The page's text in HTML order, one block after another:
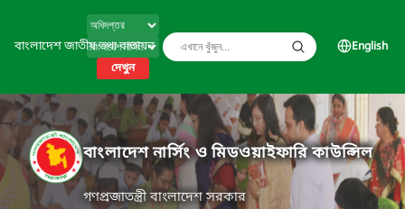
বাংলাদেশ জাতীয় তথ্য বাতায়ন
দেখুন
English
বাংলাদেশ নার্সিং ও মিডওয়াইফারি কাউন্সিল
গণপ্রজাতন্ত্রী বাংলাদেশ সরকার